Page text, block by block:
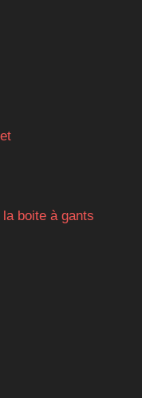
boite à gants